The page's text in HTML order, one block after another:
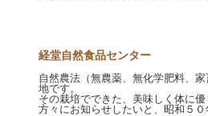
経堂自然食品センター
自然農法（無農薬、無化学肥料、
地です。
その栽培でできた、美味しく体に
方々にお知らせしたいと、昭和５